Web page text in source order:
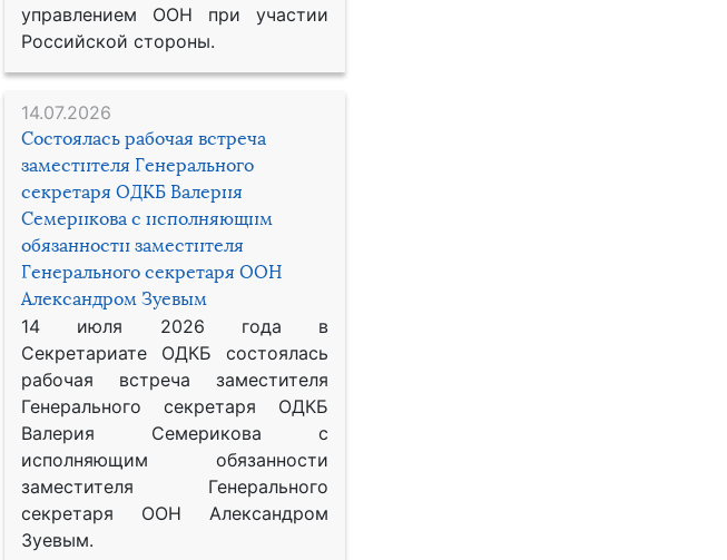
управлением ООН при участии
Российской стороны.
14.07.2026
Состоялась рабочая встреча
заместителя Генерального
секретаря ОДКБ Валерия
Семерикова с исполняющим
обязанности заместителя
Генерального секретаря ООН
Александром Зуевым
14 июля 2026 года в
Секретариате ОДКБ состоялась
рабочая встреча заместителя
Генерального секретаря ОДКБ
Валерия Семерикова с
исполняющим обязанности
заместителя Генерального
секретаря ООН Александром
Зуевым.